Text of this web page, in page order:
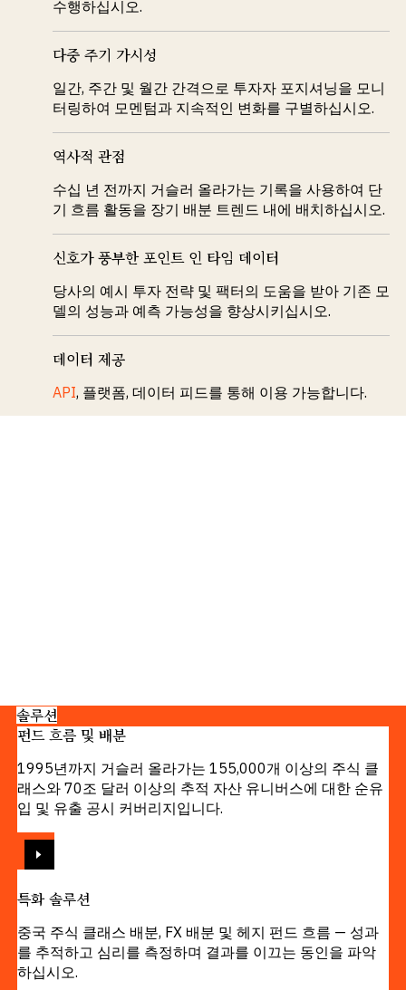
수행하십시오.
다중 주기 가시성
일간, 주간 및 월간 간격으로 투자자 포지셔닝을 모니
터링하여 모멘텀과 지속적인 변화를 구별하십시오.
역사적 관점
수십 년 전까지 거슬러 올라가는 기록을 사용하여 단
기 흐름 활동을 장기 배분 트렌드 내에 배치하십시오.
신호가 풍부한 포인트 인 타임 데이터
당사의 예시 투자 전략 및 팩터의 도움을 받아 기존 모
델의 성능과 예측 가능성을 향상시키십시오.
데이터 제공
API, 플랫폼, 데이터 피드를 통해 이용 가능합니다.
솔루션
펀드 흐름 및 배분
1995년까지 거슬러 올라가는 155,000개 이상의 주식 클
래스와 70조 달러 이상의 추적 자산 유니버스에 대한 순유
입 및 유출 공시 커버리지입니다.
특화 솔루션
중국 주식 클래스 배분, FX 배분 및 헤지 펀드 흐름 — 성과
를 추적하고 심리를 측정하며 결과를 이끄는 동인을 파악
하십시오.